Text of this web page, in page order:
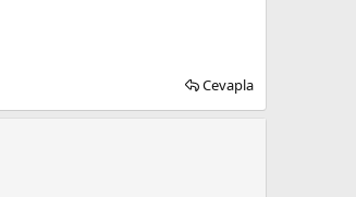
Cevapla